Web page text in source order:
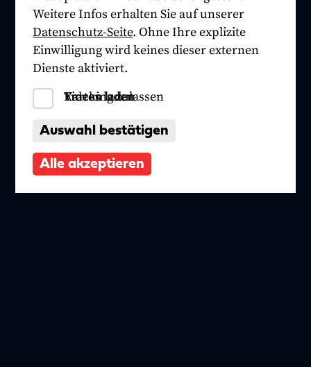
Weitere Infos erhalten Sie auf unserer
Datenschutz-Seite. Ohne Ihre explizite
Einwilligung wird keines dieser externen
Dienste aktiviert.
Tracking zulassen
Videos laden
Karten laden
Auswahl bestätigen
Alle akzeptieren